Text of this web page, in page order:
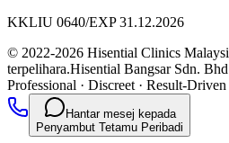
KKLIU 0640/EXP 31.12.2026
© 2022-2026 Hisential Clinics
terpelihara.Hisential Bangsar Sdn.
Professional · Discreet · Result-Driven
Hantar mesej kepada
Penyambut Tetamu Peribadi